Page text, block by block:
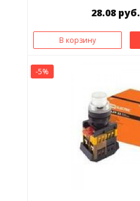
28.08 руб.
В корзину
-5%